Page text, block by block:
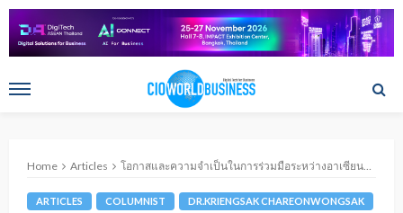
Home Articles โอกาสและความจำเป็นในการร่วมมือระหว่างอาเซียนและสหภาพยุโรป
ARTICLES COLUMNIST DR.KRIENGSAK CHAREONWONGSAK